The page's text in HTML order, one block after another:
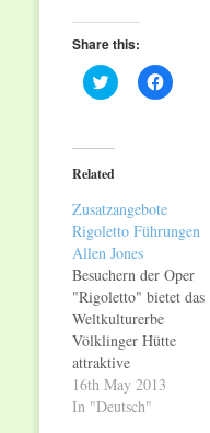
Share this:
Click
to
(Opens
in
new
Click
to
Related
Zusatzangebote
Rigoletto Führungen
Allen Jones
Besuchern der Oper
"Rigoletto" bietet das
Weltkulturerbe
Völklinger Hütte
attraktive
Zusatzangebote an.
An 5 Terminen im
16th May 2013
In "Deutsch"